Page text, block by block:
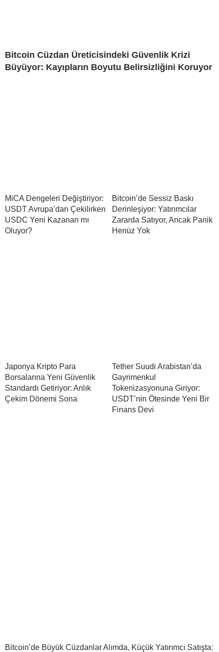
Bitcoin Cüzdan Üreticisindeki Güvenlik Krizi
Büyüyor: Kayıpların Boyutu Belirsizliğini Koruyor
MiCA Dengeleri Değiştiriyor:
USDT Avrupa’dan Çekilirken
USDC Yeni Kazanan mı
Oluyor?
Bitcoin’de Sessiz Baskı
Derinleşiyor: Yatırımcılar
Zararda Satıyor, Ancak Panik
Henüz Yok
Japonya Kripto Para
Borsalarına Yeni Güvenlik
Standardı Getiriyor: Anlık
Çekim Dönemi Sona
Tether Suudi Arabistan’da
Gayrimenkul
Tokenizasyonuna Giriyor:
USDT’nin Ötesinde Yeni Bir
Finans Devi
Bitcoin’de Büyük Cüzdanlar Alımda, Küçük Yatırımcı Satışta: